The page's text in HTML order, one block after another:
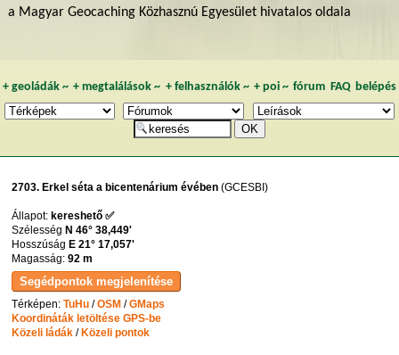
a Magyar Geocaching Közhasznú Egyesület hivatalos oldala
+ geoládák~ +megtalálások ~ + felhasználók~ + poi~ fórum FAQ belépés
2703. Erkel séta a bicentenárium évében (GCESBI)
Állapot:kereshető ✅
SzélességN 46° 38,449'
HosszúságE 21° 17,057'
Magasság:92 m
Térképen:TuHu /OSM /GMaps
Koordináták letöltése GPS-be
Közeli ládák / Közeli pontok